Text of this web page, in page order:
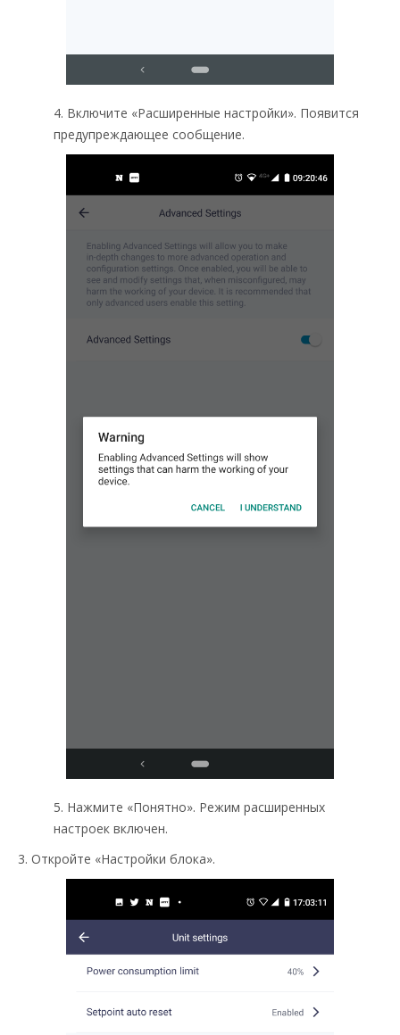
4. Включите «Расширенные настройки». Появится
предупреждающее сообщение.
5. Нажмите «Понятно». Режим расширенных
настроек включен.
3. Откройте «Настройки блока».